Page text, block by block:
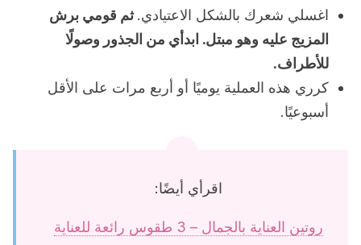
اغسلي شعرك بالشكل الاعتيادي.ثم قومي برش
المزيج عليه وهو مبتل. ابدأي من الجذور وصولًا
للأطراف.
كرري هذه العملية يوميًا أو أربع مرات على الأقل
أسبوعيًا.
اقرأي أيضًا:
روتين العناية بالجمال – 3 طقوس رائعة للعناية